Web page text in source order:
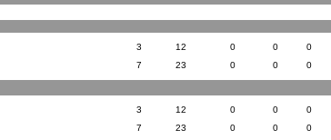
3 12 0 0 0
7 23 0 0 0
3 12 0 0 0
7 23 0 0 0